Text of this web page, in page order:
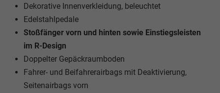
Dekorative Innenverkleidung, beleuchtet
Edelstahlpedale
Stoßfänger vorn und hinten sowie Einstiegsleisten
im R-Design
Doppelter Gepäckraumboden
Fahrer- und Beifahrerairbags mit Deaktivierung,
Seitenairbags vorn